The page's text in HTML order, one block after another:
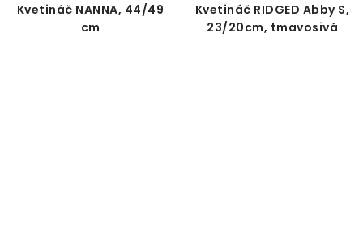
Kvetináč NANNA, 44/49
cm
Kvetináč RIDGED Abby S,
23/20cm, tmavosivá